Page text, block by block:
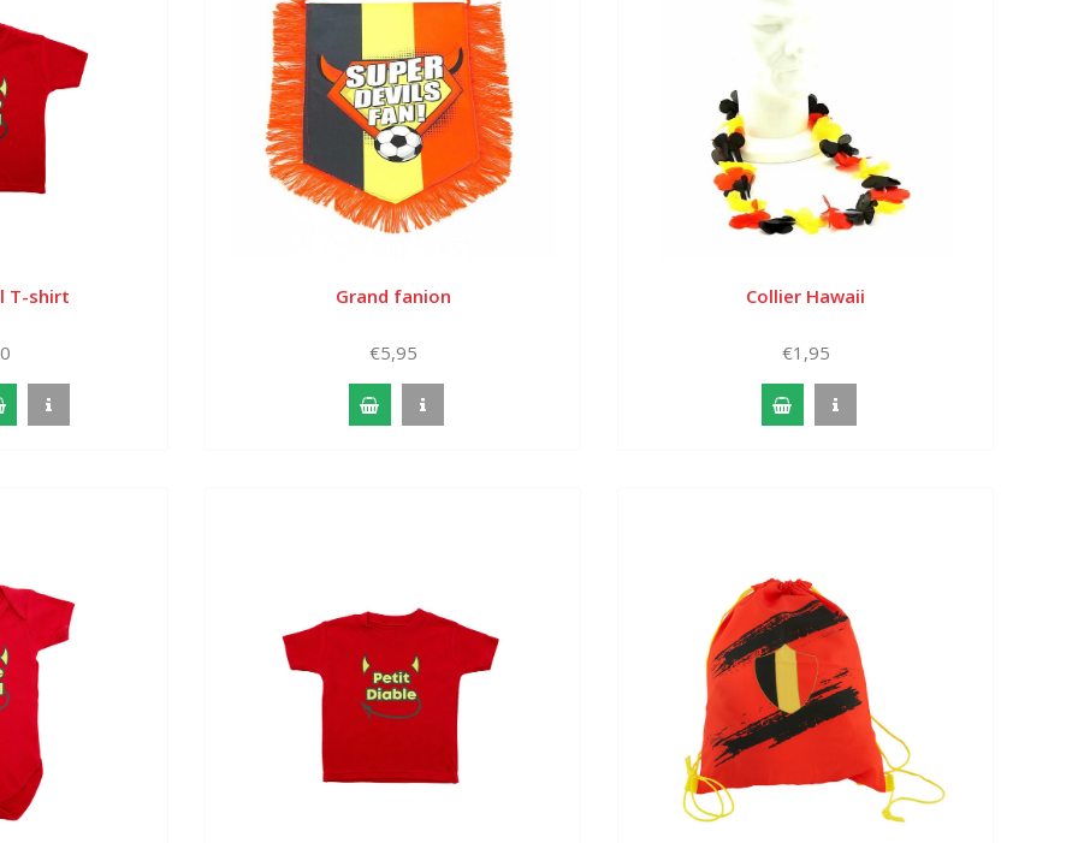
T-shirt Grand fanion
€5,95
Collier Hawaii
€1,95